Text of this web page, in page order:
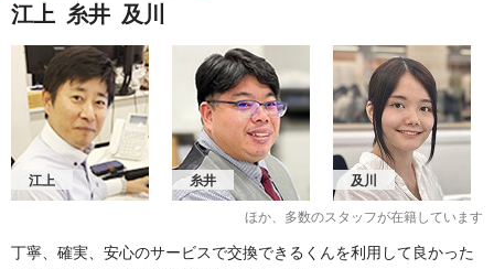
江上 糸井 及川
江上 糸井 及川
ほか、多数のスタッフが在籍しています
丁寧、確実、安心のサービスで交換できるくんを利用して良かった